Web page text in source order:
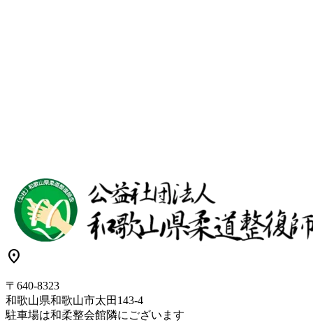
location_on
〒640-8323
和歌山県和歌山市太田143-4
駐車場は和柔整会館隣にございます